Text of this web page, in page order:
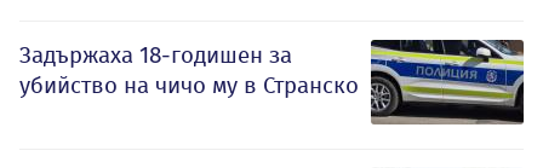
Задържаха 18-годишен за
убийство на чичо му в Странско